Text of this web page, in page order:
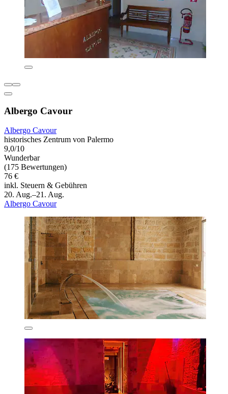
Albergo Cavour
Albergo Cavour
historisches Zentrum von Palermo
9,0/10
Wunderbar
(175 Bewertungen)
76 €
inkl. Steuern & Gebühren
20. Aug.–21. Aug.
Albergo Cavour